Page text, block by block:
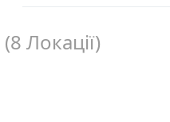
(8 Локації)